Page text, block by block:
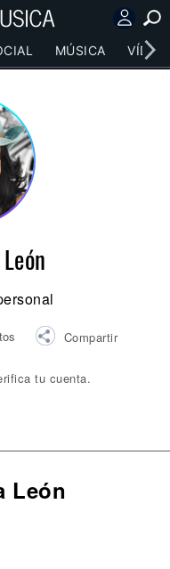
MÚSICA
Compartir
tu cuenta.
León